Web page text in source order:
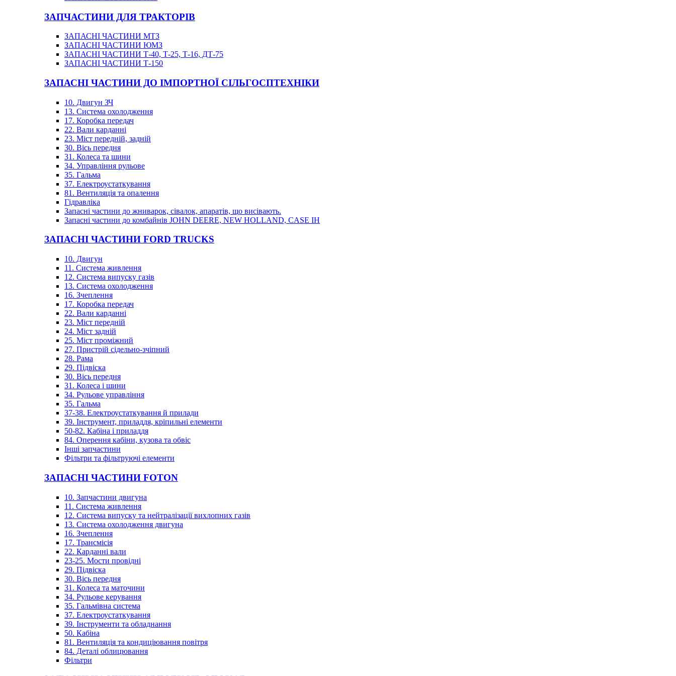
ЗАПЧАСТИНИ ДЛЯ ТРАКТОРІВ
ЗАПАСНІ ЧАСТИНИ МТЗ
ЗАПАСНІ ЧАСТИНИ ЮМЗ
ЗАПАСНІ ЧАСТИНИ Т-40, Т-25, Т-16, ДТ-75
ЗАПАСНІ ЧАСТИНИ Т-150
ЗАПАСНІ ЧАСТИНИ ДО ІМПОРТНОЇ СІЛЬГОСПТЕХНІКИ
10. Двигун ЗЧ
13. Система охолодження
17. Коробка передач
22. Вали карданні
23. Міст передній, задній
30. Вісь передня
31. Колеса та шини
34. Управління рульове
35. Гальма
37. Електроустаткування
81. Вентиляція та опалення
Гідравліка
Запасні частини до жниварок, сівалок, апаратів, що висівають.
Запасні частини до комбайнів JOHN DEERE, NEW HOLLAND, CASE IH
ЗАПАСНІ ЧАСТИНИ FORD TRUCKS
10. Двигун
11. Система живлення
12. Система випуску газів
13. Система охолодження
16. Зчеплення
17. Коробка передач
22. Вали карданні
23. Міст передній
24. Міст задній
25. Міст проміжний
27. Пристрій сідельно-зчіпний
28. Рама
29. Підвіска
30. Вісь передня
31. Колеса і шини
34. Рульове управління
35. Гальма
37-38. Електроустаткування й прилади
39. Інструмент, приладдя, кріпильні елементи
50-82. Кабіна і приладдя
84. Оперення кабіни, кузова та обвіс
Інші запчастини
Фільтри та фільтруючі елементи
ЗАПАСНІ ЧАСТИНИ FOTON
10. Запчастини двигуна
11. Система живлення
12. Система випуску та нейтралізації вихлопних газів
13. Система охолодження двигуна
16. Зчеплення
17. Трансмісія
22. Карданні вали
23-25. Мости провідні
29. Підвіска
30. Вісь передня
31. Колеса та маточини
34. Рульове керування
35. Гальмівна система
37. Електроустаткування
39. Інструменти та обладнання
50. Кабіна
81. Вентиляція та кондиціювання повітря
84. Деталі облицювання
Фільтри